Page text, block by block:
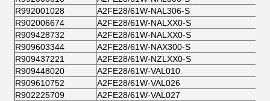
R992001028
A2FE28/61W-NAL306-S
R902006674
A2FE28/61W-NALXX0-S
R909428732
A2FE28/61W-NALXX0-S
R909603344
A2FE28/61W-NAX300-S
R909437221
A2FE28/61W-NZLXX0-S
R909448020
A2FE28/61W-VAL010
R909610752
A2FE28/61W-VAL026
R902225709
A2FE28/61W-VAL027